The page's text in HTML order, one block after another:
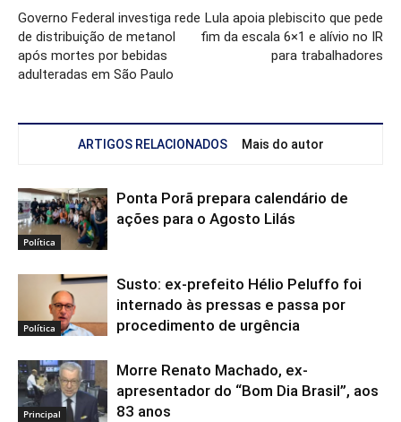
Governo Federal investiga rede
de distribuição de metanol
após mortes por bebidas
adulteradas em São Paulo
Lula apoia plebiscito que pede
fim da escala 6×1 e alívio no IR
para trabalhadores
ARTIGOS RELACIONADOS Mais do autor
Política
Ponta Porã prepara calendário de
ações para o Agosto Lilás
Política
Susto: ex-prefeito Hélio Peluffo foi
internado às pressas e passa por
procedimento de urgência
Principal
Morre Renato Machado, ex-
apresentador do “Bom Dia Brasil”, aos
83 anos